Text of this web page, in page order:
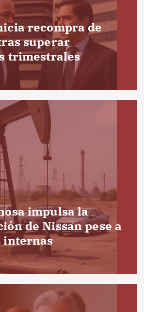
recompra de
superar
trimestrales
impulsa la
de Nissan pese a
internas